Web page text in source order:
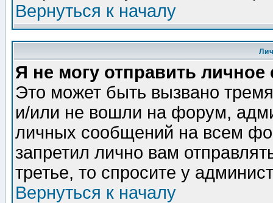
Вернуться к началу
Я не могу отправить
Это может быть вызвано
и/или не вошли на форум,
личных сообщений на всем
запретил лично вам
третье, то спросите у
Вернуться к началу